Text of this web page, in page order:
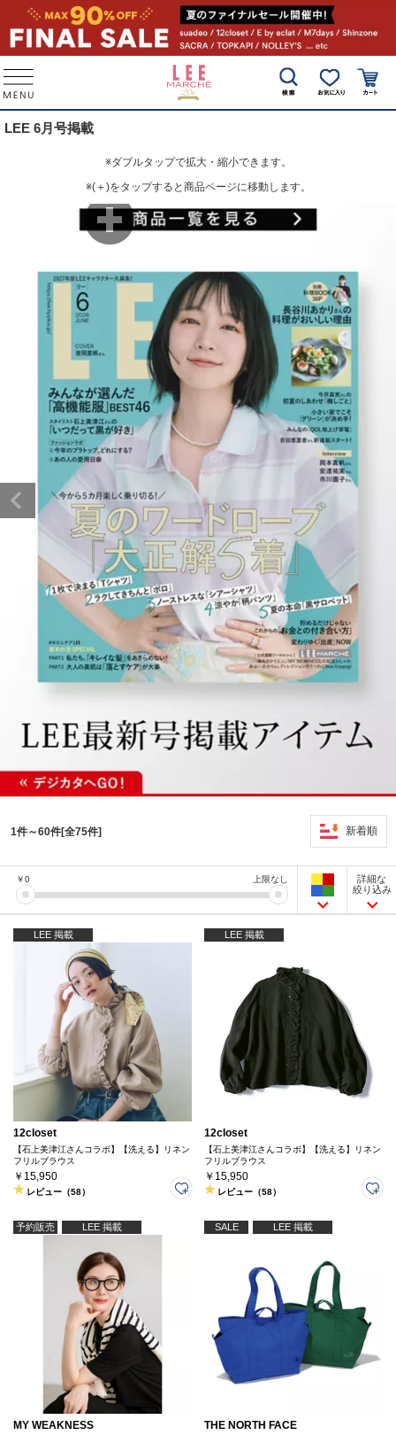
LEE 6月号掲載
※ダブルタップで拡大・縮小できます。
※(＋)をタップすると商品ページに移動します。
1件～60件[全75件] 新着順
￥0 上限なし
詳細な
絞り込み
LEE 掲載
12closet
【石上美津江さんコラボ】【洗える】リネン
フリルブラウス
￥15,950
レビュー（58）
LEE 掲載
12closet
【石上美津江さんコラボ】【洗える】リネン
フリルブラウス
￥15,950
レビュー（58）
予約販売 LEE 掲載
MY WEAKNESS
SALE LEE 掲載
THE NORTH FACE